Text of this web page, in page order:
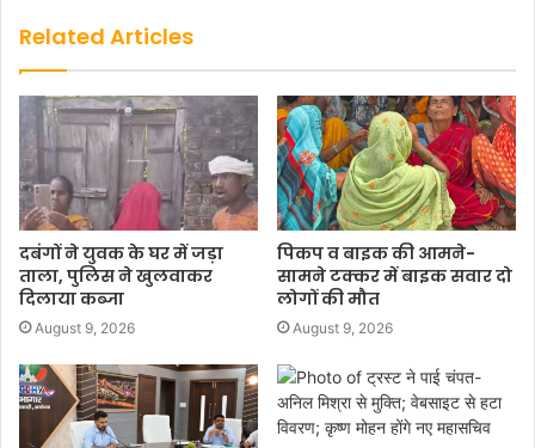
Related Articles
दबंगों ने युवक के घर में जड़ा
ताला, पुलिस ने खुलवाकर
दिलाया कब्जा
August 9, 2026
पिकप व बाइक की आमने-
सामने टक्कर में बाइक सवार दो
लोगों की मौत
August 9, 2026